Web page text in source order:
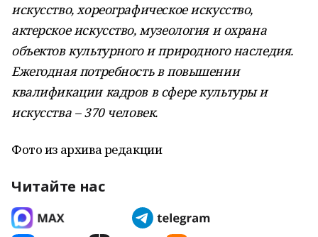
искусство, хореографическое искусство,
актерское искусство, музеология и охрана
объектов культурного и природного наследия.
Ежегодная потребность в повышении
квалификации кадров в сфере культуры и
искусства – 370 человек.
Фото из архива редакции
Читайте нас